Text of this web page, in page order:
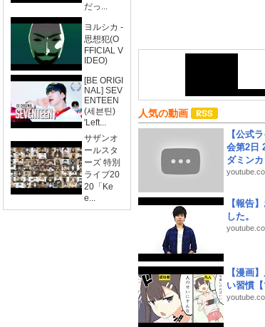
だっ...
ヨルシカ -
思想犯(O
FFICIAL V
IDEO)
[BE ORIGI
NAL] SEV
ENTEEN
(세븐틴)
'Left...
サザンオ
ールスタ
ーズ 特別
ライブ20
20「Ke
e...
人気の動画
【公式
会第2日
ダミン
【報告
した。
【漫画
い習慣【